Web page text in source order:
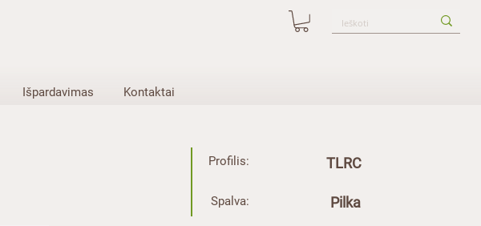
Išpardavimas Kontaktai
Profilis: TLRC
Spalva: Pilka